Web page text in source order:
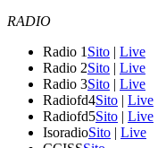
RADIO
Radio 1 Sito | Live
Radio 2Sito | Live
Radio 3Sito | Live
Radiofd4Sito | Live
Radiofd5Sito | Live
IsoradioSito | Live